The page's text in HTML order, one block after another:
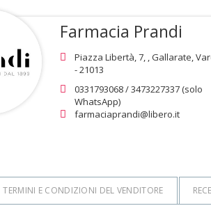
Farmacia Prandi
Piazza Libertà, 7, , Gallarate,
- 21013
0331793068 / 3473227337 (solo
WhatsApp)
farmaciaprandi@libero.it
TERMINI E CONDIZIONI DEL VENDITORE